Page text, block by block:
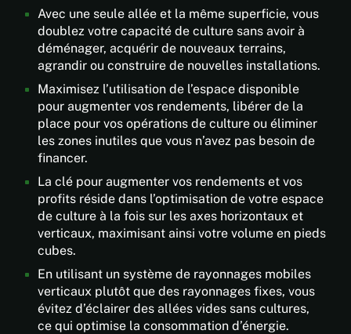
profil
bas
intégrées
de
chaque
côté
du
rail.
en
aluminium
antirouille
d'une
seule
facile
à
nettoyer.
qui
facilite
l'accès
à
l'arrière
de
chaque
côté
l'allée.
Evite
les
risques
piétinement,
ce
qui
permet
Avec une seule allée et la même superficie, vous
doublez votre capacité de culture sans avoir à
déménager, acquérir de nouveaux terrains,
agrandir ou construire de nouvelles installations.
Maximisez l’utilisation de l’espace disponible
pour augmenter vos rendements, libérer de la
place pour vos opérations de culture ou éliminer
les zones inutiles que vous n’avez pas besoin de
financer.
La clé pour augmenter vos rendements et vos
profits réside dans l’optimisation de votre espace
de culture à la fois sur les axes horizontaux et
verticaux, maximisant ainsi votre volume en pieds
cubes.
En utilisant un système de rayonnages mobiles
verticaux plutôt que des rayonnages fixes, vous
évitez d’éclairer des allées vides sans cultures,
ce qui optimise la consommation d’énergie.